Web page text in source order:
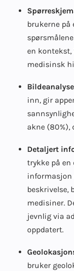
brukerne på
en kontekst,
medisinsk
inn, gir
akne (80%),
Detaljert
trykke på en
informasjon
beskrivelse,
medisiner.
jevnlig via
oppdatert.
bruker